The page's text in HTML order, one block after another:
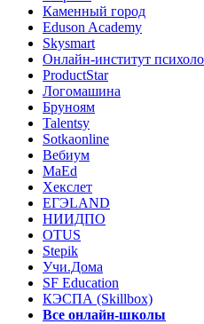
Каменный город
Eduson Academy
Skysmart
Онлайн-институт
ProductStar
Логомашина
Бруноям
Talentsy
Sotkaonline
Вебиум
MaEd
Хекслет
ЕГЭLAND
НИИДПО
OTUS
Stepik
Учи.Дома
SF Education
КЭСПА (Skillbox)
Все онлайн-школы